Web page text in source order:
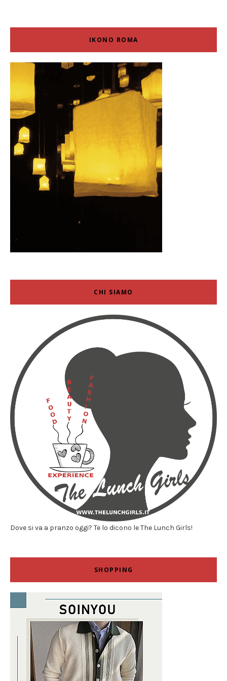
IKONO ROMA
CHI SIAMO
Dove si va a pranzo oggi? Te lo dicono le The Lunch Girls!
SHOPPING